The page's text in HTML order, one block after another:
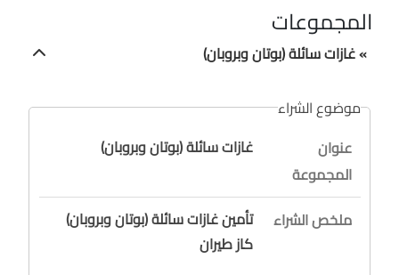
المجموعات
» غازات سائلة (بوتان وبروبان)
موضوع الشراء
عنوان
المجموعة
غازات سائلة (بوتان وبروبان)
ملخص الشراء
تأمين غازات سائلة (بوتان وبروبان)
كاز طيران